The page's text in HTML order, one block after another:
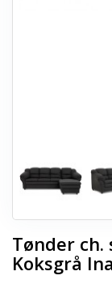
Tønder ch.
Koksgrå